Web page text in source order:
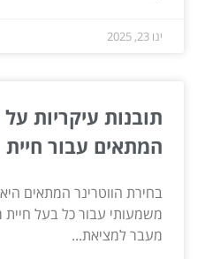
ינו 23, 2025
תובנות עיקריות
המתאים עבור
בחירת הווטרינר המתאים
משמעותי עבור כל בעל חיית
מעבר למציאת...